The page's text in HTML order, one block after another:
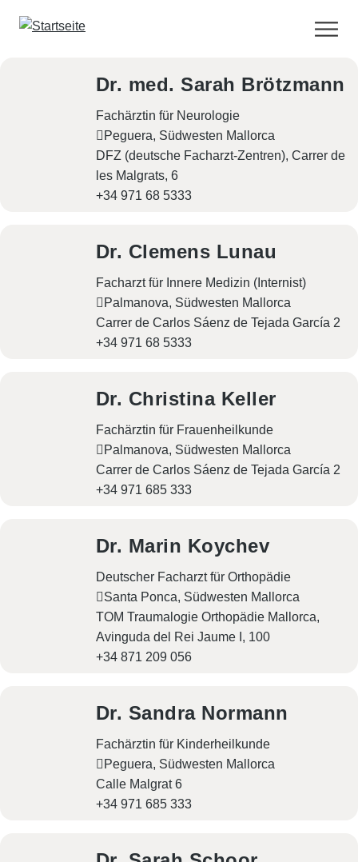
Dr. med. Sarah Brötzmann
Fachärztin für Neurologie
Peguera, Südwesten Mallorca
DFZ (deutsche Facharzt-Zentren), Carrer de
les Malgrats, 6
+34 971 68 5333
Dr. Clemens Lunau
Facharzt für Innere Medizin (Internist)
Palmanova, Südwesten Mallorca
Carrer de Carlos Sáenz de Tejada García 2
+34 971 68 5333
Dr. Christina Keller
Fachärztin für Frauenheilkunde
Palmanova, Südwesten Mallorca
Carrer de Carlos Sáenz de Tejada García 2
+34 971 685 333
Dr. Marin Koychev
Deutscher Facharzt für Orthopädie
Santa Ponca, Südwesten Mallorca
TOM Traumalogie Orthopädie Mallorca,
Avinguda del Rei Jaume I, 100
+34 871 209 056
Dr. Sandra Normann
Fachärztin für Kinderheilkunde
Peguera, Südwesten Mallorca
Calle Malgrat 6
+34 971 685 333